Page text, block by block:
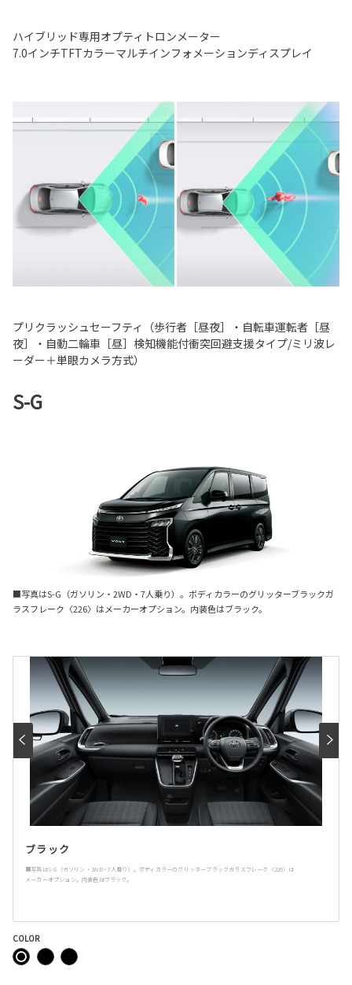
ハイブリッド専用オプティトロンメーター
7.0インチTFTカラーマルチインフォメーションディスプレイ
プリクラッシュセーフティ（歩行者［昼夜］・自転車運転者［昼
夜］・自動二輪車［昼］検知機能付衝突回避支援タイプ/ミリ波レ
ーダー＋単眼カメラ方式）
S-G
■写真はS-G（ガソリン・2WD・7人乗り）。ボディカラーのグリッターブラックガ
ラスフレーク〈226〉はメーカーオプション。内装色はブラック。
ブラック
■写真はS-G（ガソリン・2WD・7人乗り）。ボディカラーのグリッターブラックガラスフレーク〈226〉は
メーカーオプション。内装色はブラック。
COLOR